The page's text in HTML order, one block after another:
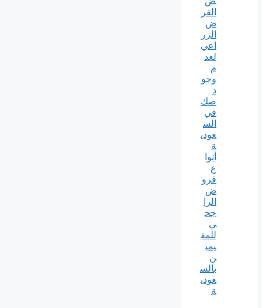
القر
ض
الزر
اعي
لعد
م
وجو
د
صك
في
الس
عودي
ة
أنوا
ع
قرو
ض
الرا
جح
ي
للمق
يمي
ن
بالس
عودي
ة